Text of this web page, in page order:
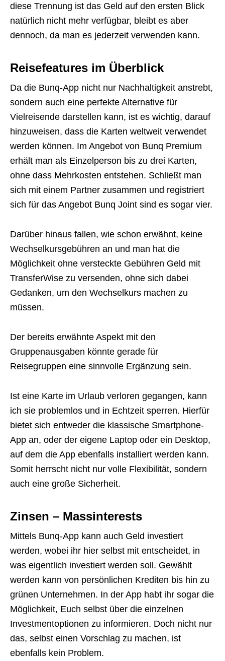
diese Trennung ist das Geld auf den ersten Blick
natürlich nicht mehr verfügbar, bleibt es aber
dennoch, da man es jederzeit verwenden kann.
Reisefeatures im Überblick
Da die Bunq-App nicht nur Nachhaltigkeit anstrebt,
sondern auch eine perfekte Alternative für
Vielreisende darstellen kann, ist es wichtig, darauf
hinzuweisen, dass die Karten weltweit verwendet
werden können. Im Angebot von Bunq Premium
erhält man als Einzelperson bis zu drei Karten,
ohne dass Mehrkosten entstehen. Schließt man
sich mit einem Partner zusammen und registriert
sich für das Angebot Bunq Joint sind es sogar vier.
Darüber hinaus fallen, wie schon erwähnt, keine
Wechselkursgebühren an und man hat die
Möglichkeit ohne versteckte Gebühren Geld mit
TransferWise zu versenden, ohne sich dabei
Gedanken, um den Wechselkurs machen zu
müssen.
Der bereits erwähnte Aspekt mit den
Gruppenausgaben könnte gerade für
Reisegruppen eine sinnvolle Ergänzung sein.
Ist eine Karte im Urlaub verloren gegangen, kann
ich sie problemlos und in Echtzeit sperren. Hierfür
bietet sich entweder die klassische Smartphone-
App an, oder der eigene Laptop oder ein Desktop,
auf dem die App ebenfalls installiert werden kann.
Somit herrscht nicht nur volle Flexibilität, sondern
auch eine große Sicherheit.
Zinsen – Massinterests
Mittels Bunq-App kann auch Geld investiert
werden, wobei ihr hier selbst mit entscheidet, in
was eigentlich investiert werden soll. Gewählt
werden kann von persönlichen Krediten bis hin zu
grünen Unternehmen. In der App habt ihr sogar die
Möglichkeit, Euch selbst über die einzelnen
Investmentoptionen zu informieren. Doch nicht nur
das, selbst einen Vorschlag zu machen, ist
ebenfalls kein Problem.